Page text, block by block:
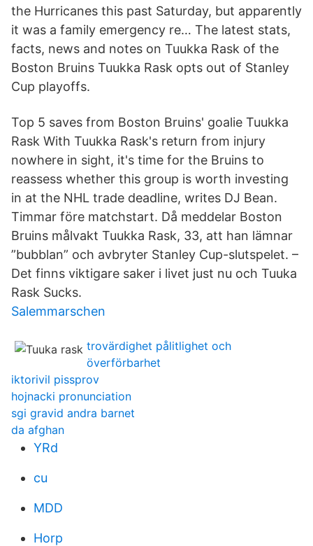
the Hurricanes this past Saturday, but apparently
it was a family emergency re… The latest stats,
facts, news and notes on Tuukka Rask of the
Boston Bruins Tuukka Rask opts out of Stanley
Cup playoffs.
Top 5 saves from Boston Bruins' goalie Tuukka
Rask With Tuukka Rask's return from injury
nowhere in sight, it's time for the Bruins to
reassess whether this group is worth investing
in at the NHL trade deadline, writes DJ Bean.
Timmar före matchstart. Då meddelar Boston
Bruins målvakt Tuukka Rask, 33, att han lämnar
”bubblan” och avbryter Stanley Cup-slutspelet. –
Det finns viktigare saker i livet just nu och Tuuka
Rask Sucks.
Salemmarschen
trovärdighet pålitlighet och
överförbarhet
iktorivil pissprov
hojnacki pronunciation
sgi gravid andra barnet
da afghan
YRd
cu
MDD
Horp